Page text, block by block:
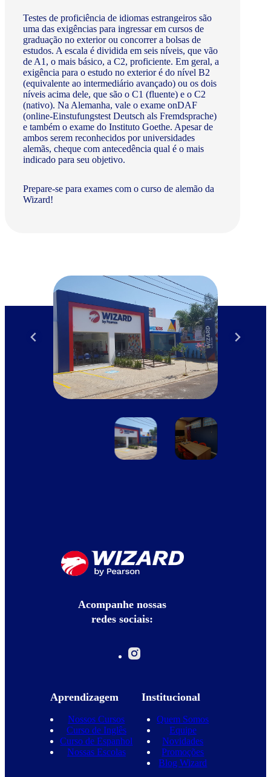
Testes de proficiência de idiomas estrangeiros são
uma das exigências para ingressar em cursos de
graduação no exterior ou concorrer a bolsas de
estudos. A escala é dividida em seis níveis, que vão
de A1, o mais básico, a C2, proficiente. Em geral, a
exigência para o estudo no exterior é do nível B2
(equivalente ao intermediário avançado) ou os dois
níveis acima dele, que são o C1 (fluente) e o C2
(nativo). Na Alemanha, vale o exame onDAF
(online-Einstufungstest Deutsch als Fremdsprache)
e também o exame do Instituto Goethe. Apesar de
ambos serem reconhecidos por universidades
alemãs, cheque com antecedência qual é o mais
indicado para seu objetivo.
Prepare-se para exames com o curso de alemão da
Wizard!
Acompanhe nossas
redes sociais:
Aprendizagem
Nossos Cursos
Curso de Inglês
Curso de Espanhol
Nossas Escolas
Institucional
Quem Somos
Equipe
Novidades
Promoções
Blog Wizard